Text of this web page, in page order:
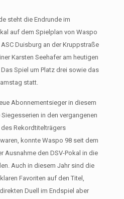
steht die Endrunde im
auf dem Spielplan von Waspo
Duisburg an der Kruppstraße
Karsten Seehafer am heutigen
Spiel um Platz drei sowie das
statt.
Abonnementsieger in diesem
in den vergangenen
Rekordtitelträgers
konnte Waspo 98 seit dem
Ausnahme den DSV-Pokal in die
Auch in diesem Jahr sind die
Favoriten auf den Titel,
Duell im Endspiel aber